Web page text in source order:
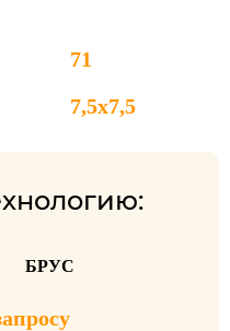
71
7,5х7,5
БРУС